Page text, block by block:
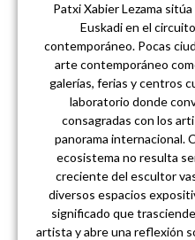
Patxi Xabier Lezama
Euskadi en el
contemporáneo. Pocas
arte contemporáneo
galerías, ferias y centros
laboratorio donde
consagradas con los
panorama internacional.
ecosistema no resulta
creciente del escultor
diversos espacios
significado que
artista y abre una reflexión